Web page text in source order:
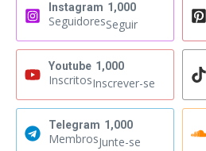
Instagram 1,000
SeguidoresSeguir
Youtube 1,000
InscritosInscrever-se
Telegram 1,000
MembrosJunte-se